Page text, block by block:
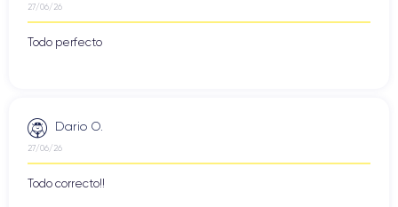
27/06/26
Todo perfecto
Dario O.
27/06/26
Todo correcto!!